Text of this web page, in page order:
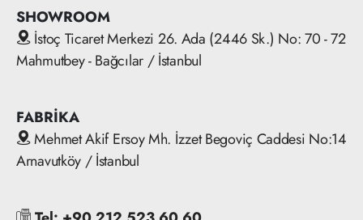
SHOWROOM
İstoç Ticaret Merkezi 26. Ada (2446 Sk.) No: 70 - 72
Mahmutbey - Bağcılar / İstanbul
FABRİKA
Mehmet Akif Ersoy Mh. İzzet Begoviç Caddesi No:14
Arnavutköy / İstanbul